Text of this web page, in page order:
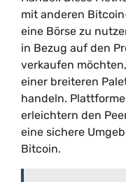
mit anderen
eine Börse zu
in Bezug auf den
verkaufen
einer breiteren
handeln.
erleichtern den
eine sichere
Bitcoin.